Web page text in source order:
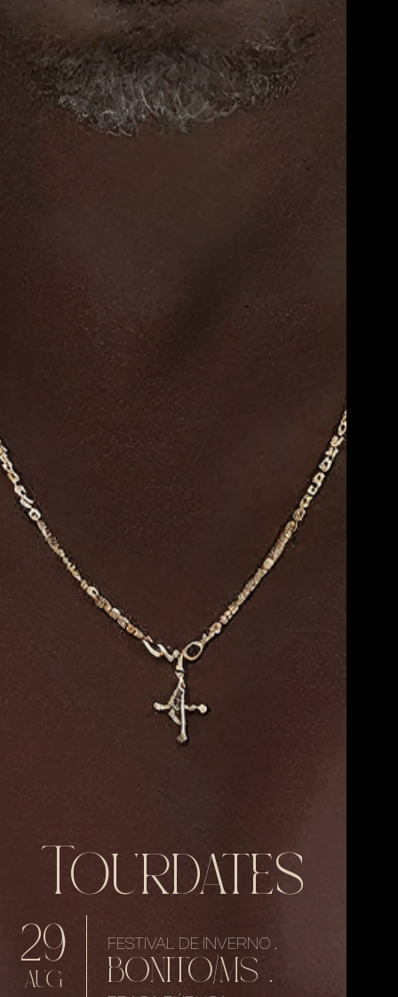
Tourdates
29
AUG
FESTIVAL DE INVERNO .
BONITO/MS .